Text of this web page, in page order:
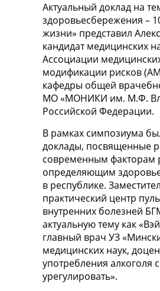
Актуальный доклад на
здоровьесбережения –
жизни» представил
кандидат медицинских
Ассоциации
модификации рисков
кафедры общей
МО «МОНИКИ им. М.Ф.
Российской Федерации.
В рамках симпозиума
доклады, посвященные
современным факторам
определяющим
в республике.
практический центр
внутренних болезней
актуальную тему как
главный врач УЗ
медицинских наук,
употребления алкоголя
урегулировать».